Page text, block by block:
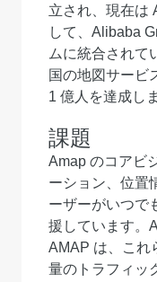
立され、現在は
して、Alibaba
ムに統合されて
国の地図サービ
1 億人を達成し
課題
Amap のコアビ
ーション、位置
ーザーがいつで
援しています。
AMAP は、これ
量のトラフィッ